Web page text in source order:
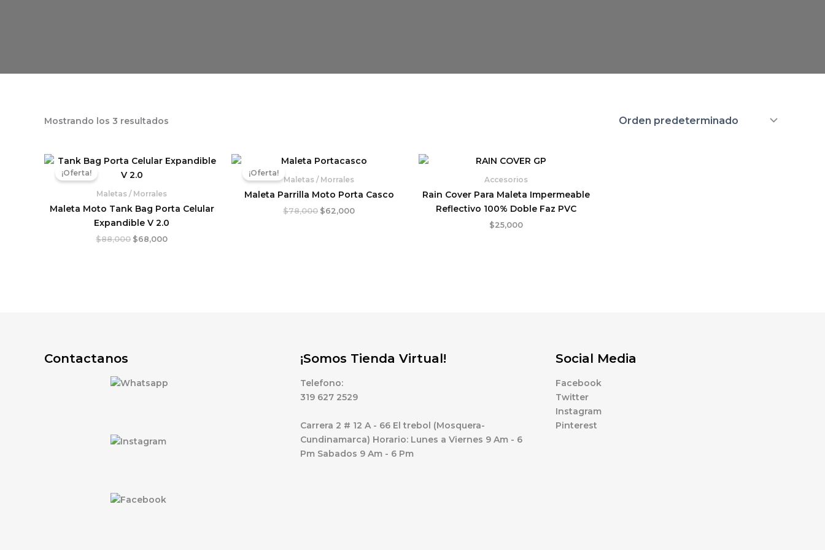
Mostrando los 3 resultados
¡Oferta!
Maletas / Morrales
Maleta Moto Tank Bag Porta Celular
Expandible V 2.0
$88,000
El
original
$88,000.
$68,000
El
precio
¡Oferta!
Maletas / Morrales
Maleta Parrilla Moto Porta Casco
$78,000
El
original
$78,000.
$62,000
El
$62,000.
Accesorios
Rain Cover Para Maleta Impermeable
Reflectivo 100% Doble Faz PVC
$25,000
Contactanos ¡Somos Tienda Virtual!
Telefono:
319 627 2529
Carrera 2 # 12 A - 66 El trebol (Mosquera-
Cundinamarca) Horario: Lunes a Viernes 9 Am - 6
Pm Sabados 9 Am - 6 Pm
Social Media
Facebook
Twitter
Instagram
Pinterest